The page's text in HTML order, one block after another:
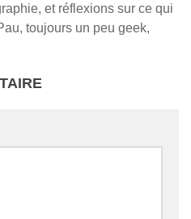
et réflexions sur ce qui
toujours un peu geek,